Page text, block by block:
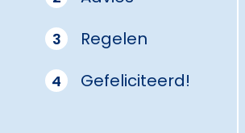
3 Regelen
4 Gefeliciteerd!